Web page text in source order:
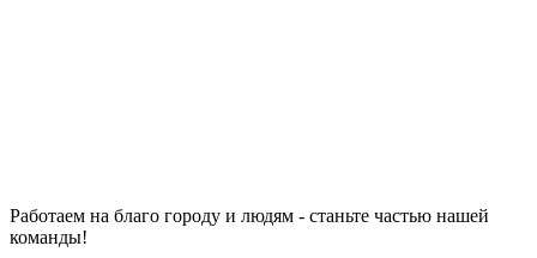
Работаем на благо городу и людям - станьте частью нашей
команды!